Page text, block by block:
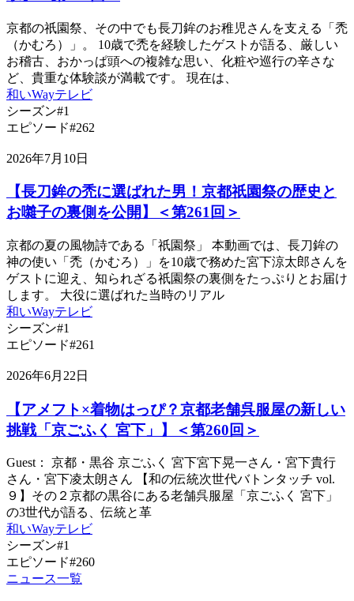
京都の祇園祭、その中でも長刀鉾のお稚児さんを支える「禿
（かむろ）」。 10歳で禿を経験したゲストが語る、厳しい
お稽古、おかっぱ頭への複雑な思い、化粧や巡行の辛さな
ど、貴重な体験談が満載です。 現在は、
和いWayテレビ
シーズン#1
エピソード#262
2026年7月10日
【長刀鉾の禿に選ばれた男！京都祇園祭の歴史と
お囃子の裏側を公開】＜第261回＞
京都の夏の風物詩である「祇園祭」 本動画では、長刀鉾の
神の使い「禿（かむろ）」を10歳で務めた宮下涼太郎さんを
ゲストに迎え、知られざる祇園祭の裏側をたっぷりとお届け
します。 大役に選ばれた当時のリアル
和いWayテレビ
シーズン#1
エピソード#261
2026年6月22日
【アメフト×着物はっぴ？京都老舗呉服屋の新しい
挑戦「京ごふく 宮下」】＜第260回＞
Guest： 京都・黒谷 京ごふく 宮下宮下晃一さん・宮下貴行
さん・宮下凌太朗さん 【和の伝統次世代バトンタッチ vol.
９】その２京都の黒谷にある老舗呉服屋「京ごふく 宮下」
の3世代が語る、伝統と革
和いWayテレビ
シーズン#1
エピソード#260
ニュース一覧